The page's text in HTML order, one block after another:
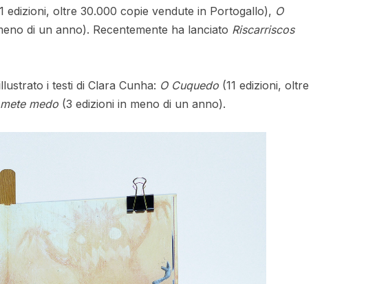
edizioni, oltre 30.000 copie vendute in Portogallo), O
di un anno). Recentemente ha lanciato Riscarriscos
i testi di Clara Cunha: O Cuquedo (11 edizioni, oltre
medo (3 edizioni in meno di un anno).